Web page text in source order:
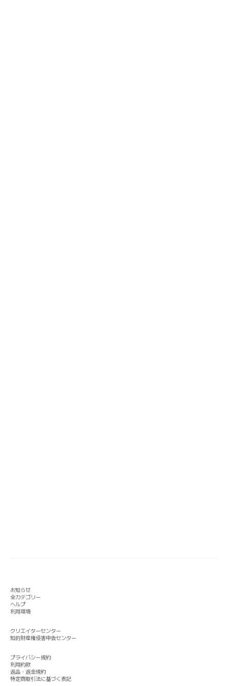
お知らせ
全カテゴリー
ヘルプ
利用環境
クリエイターセンター
知的財産権侵害申告センター
プライバシー規約
利用約款
返品・返金規約
特定商取引法に基づく表記